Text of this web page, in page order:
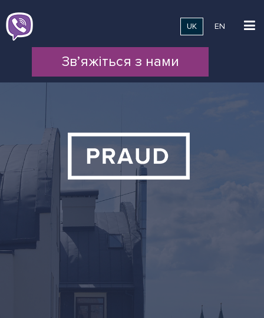
UK EN
Зв’яжіться з нами